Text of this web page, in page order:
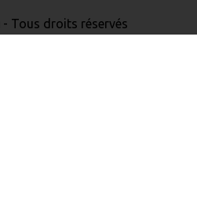
- Tous droits réservés